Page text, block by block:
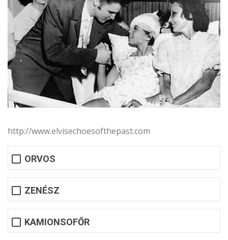
http://www.elvisechoesofthepast.com
ORVOS
ZENÉSZ
KAMIONSOFŐR